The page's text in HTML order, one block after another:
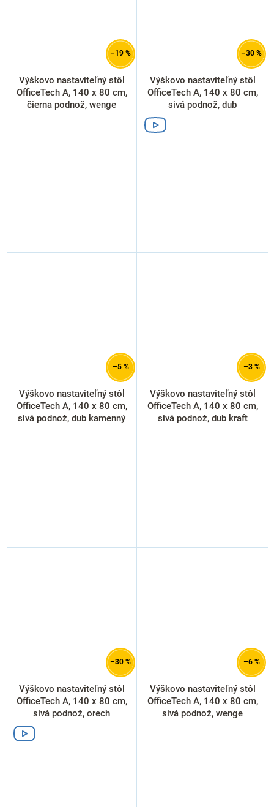
–19 %
Výškovo nastaviteľný stôl
OfficeTech A, 140 x 80 cm,
čierna podnož, wenge
–30 %
Výškovo nastaviteľný stôl
OfficeTech A, 140 x 80 cm,
sivá podnož, dub
–5 %
Výškovo nastaviteľný stôl
OfficeTech A, 140 x 80 cm,
sivá podnož, dub kamenný
–3 %
Výškovo nastaviteľný stôl
OfficeTech A, 140 x 80 cm,
sivá podnož, dub kraft
–30 %
Výškovo nastaviteľný stôl
OfficeTech A, 140 x 80 cm,
sivá podnož, orech
–6 %
Výškovo nastaviteľný stôl
OfficeTech A, 140 x 80 cm,
sivá podnož, wenge